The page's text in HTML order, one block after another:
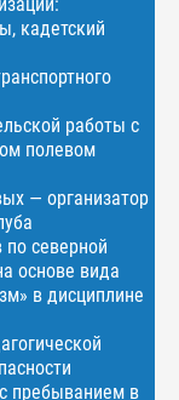
кадетский
работы с
полевом
— организатор
по северной
основе вида
в дисциплине
пребыванием в